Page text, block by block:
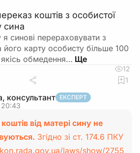
коштів з особистої
сина
синові перераховувати з
його карту особисту більше 100
обмедення…
12
1
консультант ЕКСПЕРТ
від матері сину не
Згідно зі ст. 174.6 ПКУ
laws/show/2755